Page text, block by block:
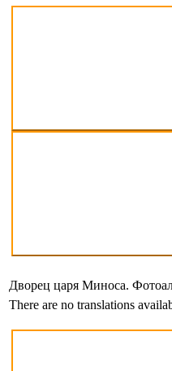
Дворец царя Миноса.
There are no translations